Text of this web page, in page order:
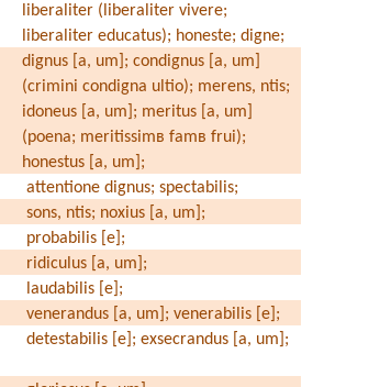
liberaliter (liberaliter vivere;
liberaliter educatus); honeste; digne;
dignus [a, um]; condignus [a, um]
(crimini condigna ultio); merens, ntis;
idoneus [a, um]; meritus [a, um]
(poena; meritissimв famв frui);
honestus [a, um];
attentione dignus; spectabilis;
sons, ntis; noxius [a, um];
probabilis [e];
ridiculus [a, um];
laudabilis [e];
venerandus [a, um]; venerabilis [e];
detestabilis [e]; exsecrandus [a, um];